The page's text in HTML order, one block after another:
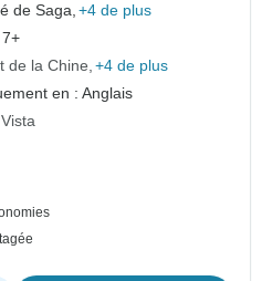
de Saga, +4 de plus
de la Chine +4 de plus
en : Anglais